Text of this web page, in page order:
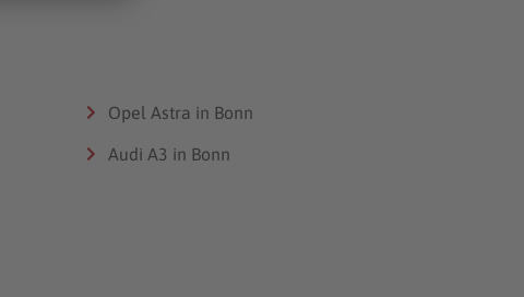
Opel Astra in Bonn
Audi A3 in Bonn